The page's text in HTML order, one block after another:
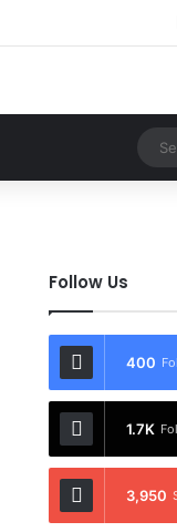
Follow Us
400
1.7K
3,950